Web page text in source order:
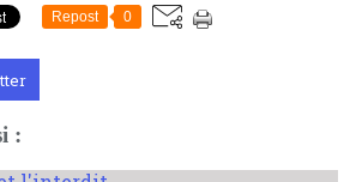
Repost 0
: